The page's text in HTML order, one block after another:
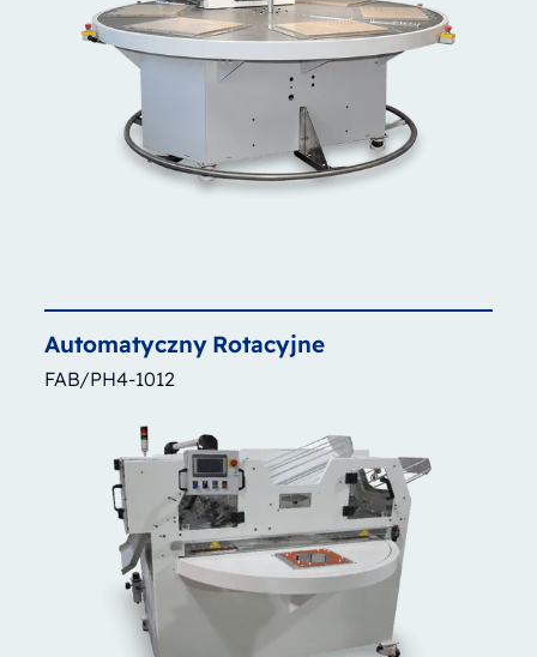
Automatyczny Rotacyjne
FAB/PH4-1012